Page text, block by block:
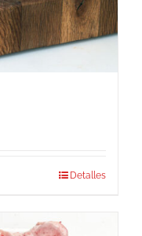
Detalles